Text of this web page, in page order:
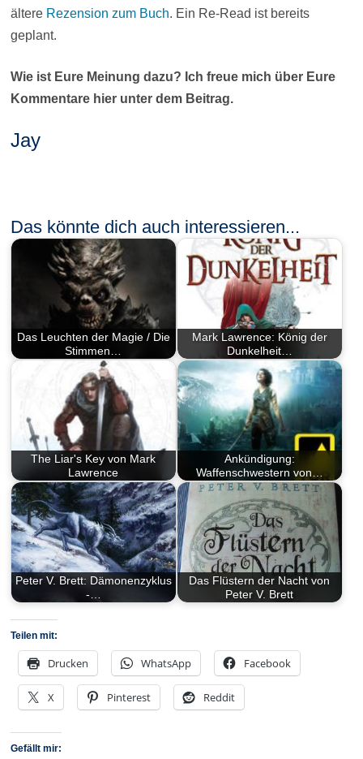
ältere Rezension zum Buch. Ein Re-Read ist bereits
geplant.
Wie ist Eure Meinung dazu? Ich freue mich über Eure
Kommentare hier unter dem Beitrag.
Jay
Das könnte dich auch interessieren...
Das Leuchten der Magie / Die
Stimmen…
Mark Lawrence: König der
Dunkelheit…
The Liar's Key von Mark
Lawrence
Ankündigung:
Waffenschwestern von…
Peter V. Brett: Dämonenzyklus
-…
Das Flüstern der Nacht von
Peter V. Brett
Teilen mit:
Drucken WhatsApp Facebook
X Pinterest Reddit
Gefällt mir: